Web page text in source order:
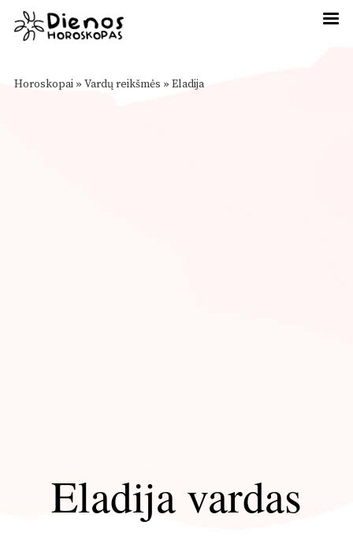
Horoskopai » Vardų reikšmės » Eladija
Eladija vardas